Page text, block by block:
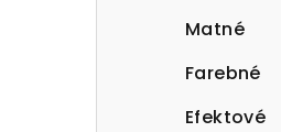
Matné
Farebné
Efektové